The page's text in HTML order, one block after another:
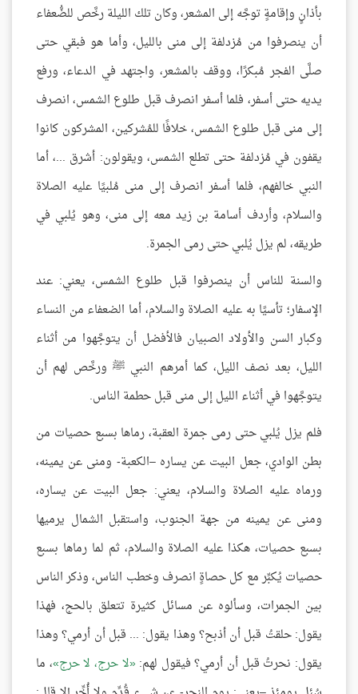
بأذانٍ وإقامةٍ توجَّه إلى المشعر، وكان تلك الليلة رخَّص للضُّعفاء
أن ينصرفوا من مُزدلفة إلى منى بالليل، وأما هو فبقي حتى
صلَّى الفجر مُبكرًا، ووقف بالمشعر، واجتهد في الدعاء، ورفع
يديه حتى أسفر، فلما أسفر انصرف قبل طلوع الشمس، انصرف
إلى منى قبل طلوع الشمس، خلافًا للمُشركين، المشركون كانوا
يقفون في مُزدلفة حتى تطلع الشمس، ويقولون: أشرق ...، أما
النبي خالفهم، فلما أسفر انصرف إلى منى مُلبيًا عليه الصلاة
والسلام، وأردف أسامة بن زيد معه إلى منى، وهو يُلبي في
طريقه، لم يزل يُلبي حتى رمى الجمرة.
والسنة للناس أن ينصرفوا قبل طلوع الشمس، يعني: عند
الإسفار؛ تأسيًا به عليه الصلاة والسلام، أما الضعفاء من النساء
وكبار السن والأولاد الصبيان فالأفضل أن يتوجَّهوا من أثناء
الليل، بعد نصف الليل، كما أمرهم النبي ﷺ ورخَّص لهم أن
يتوجَّهوا في أثناء الليل إلى منى قبل حطمة الناس.
فلم يزل يُلبي حتى رمى جمرة العقبة، رماها بسبع حصيات من
بطن الوادي، جعل البيت عن يساره –الكعبة- ومنى عن يمينه،
ورماه عليه الصلاة والسلام، يعني: جعل البيت عن يساره،
ومنى عن يمينه من جهة الجنوب، واستقبل الشمال يرميها
بسبع حصيات، هكذا عليه الصلاة والسلام، ثم لما رماها بسبع
حصيات يُكبِّر مع كل حصاةٍ انصرف وخطب الناس، وذكر الناس
بين الجمرات، وسألوه عن مسائل كثيرة تتعلق بالحج، فهذا
يقول: حلقتُ قبل أن أذبح؟ وهذا يقول: ... قبل أن أرمي؟ وهذا
يقول: نحرتُ قبل أن أرمي؟ فيقول لهم: لا حرج، لا حرج ، ما